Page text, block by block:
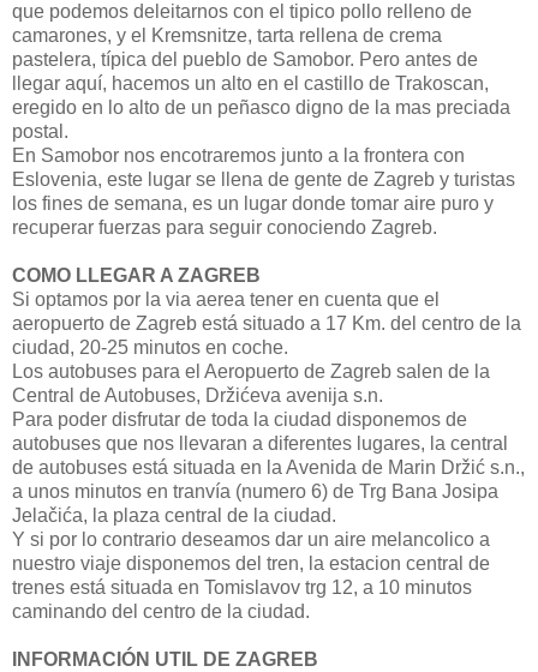
que podemos deleitarnos con el tipico pollo relleno de
camarones, y el Kremsnitze, tarta rellena de crema
pastelera, típica del pueblo de Samobor. Pero antes de
llegar aquí, hacemos un alto en el castillo de Trakoscan,
eregido en lo alto de un peñasco digno de la mas preciada
postal.
En Samobor nos encotraremos junto a la frontera con
Eslovenia, este lugar se llena de gente de Zagreb y turistas
los fines de semana, es un lugar donde tomar aire puro y
recuperar fuerzas para seguir conociendo Zagreb.
COMO LLEGAR A ZAGREB
Si optamos por la via aerea tener en cuenta que el
aeropuerto de Zagreb está situado a 17 Km. del centro de la
ciudad, 20-25 minutos en coche.
Los autobuses para el Aeropuerto de Zagreb salen de la
Central de Autobuses, Držićeva avenija s.n.
Para poder disfrutar de toda la ciudad disponemos de
autobuses que nos llevaran a diferentes lugares, la central
de autobuses está situada en la Avenida de Marin Držić s.n.,
a unos minutos en tranvía (numero 6) de Trg Bana Josipa
Jelačića, la plaza central de la ciudad.
Y si por lo contrario deseamos dar un aire melancolico a
nuestro viaje disponemos del tren, la estacion central de
trenes está situada en Tomislavov trg 12, a 10 minutos
caminando del centro de la ciudad.
INFORMACIÓN UTIL DE ZAGREB